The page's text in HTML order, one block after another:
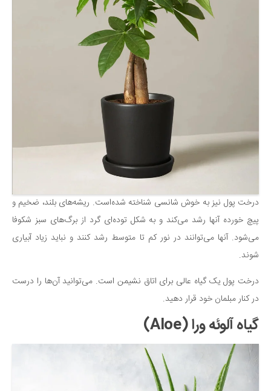
درخت پول نیز به خوش شانسی شناخته شده‌است. ریشه‌های بلند، ضخیم و
پیچ خورده آنها رشد می‌کند و به شکل توده‌ای گرد از برگ‌های سبز شکوفا
می‌شود. آنها می‌توانند در نور کم تا متوسط رشد کنند و نباید زیاد آبیاری
شوند.
درخت پول یک گیاه عالی برای اتاق نشیمن است. می‌توانید آن‌ها را درست
در کنار مبلمان خود قرار دهید.
گیاه آلوئه ورا (Aloe)